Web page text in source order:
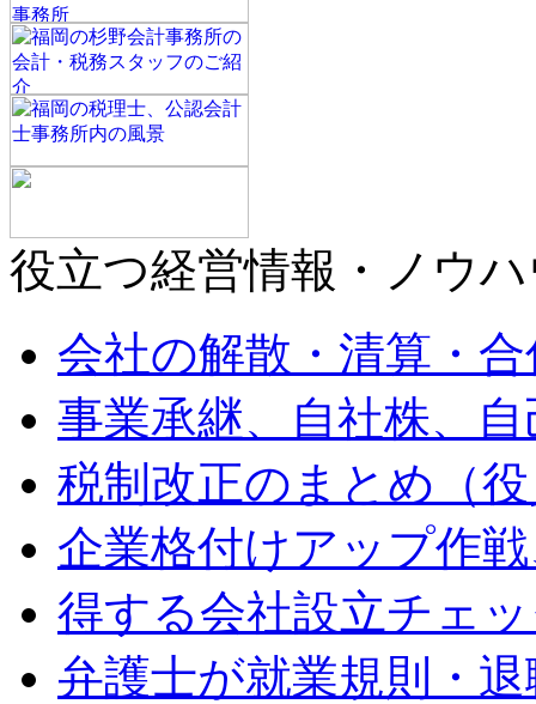
役立つ経営情報・ノウ
会社の解散・清算・
事業承継、自社株、
税制改正のまとめ（
企業格付けアップ作
得する会社設立チェ
弁護士が就業規則・